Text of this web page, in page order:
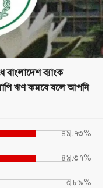
ব্যাংক
ঋণ কমবে বলে আপনি
৪৯.৭৩%
৪৯.৩৭%
০.৮৯%